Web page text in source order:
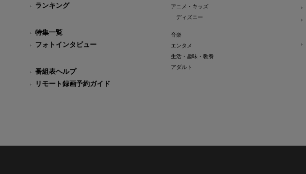
ランキング
特集一覧
フォトインタビュー
番組表ヘルプ
リモート録画予約ガイド
アニメ・キッズ
ディズニー
音楽
エンタメ
生活・趣味・教養
アダルト